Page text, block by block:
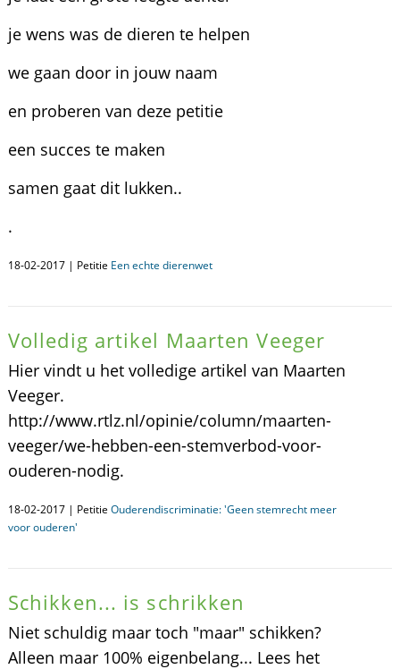
je wens was de dieren te helpen
we gaan door in jouw naam
en proberen van deze petitie
een succes te maken
samen gaat dit lukken..
.
18-02-2017 | Petitie Een echte dierenwet
Volledig artikel Maarten Veeger
Hier vindt u het volledige artikel van Maarten
Veeger.
http://www.rtlz.nl/opinie/column/maarten-
veeger/we-hebben-een-stemverbod-voor-
ouderen-nodig.
18-02-2017 | Petitie Ouderendiscriminatie: 'Geen stemrecht meer
voor ouderen'
Schikken... is schrikken
Niet schuldig maar toch "maar" schikken?
Alleen maar 100% eigenbelang... Lees het